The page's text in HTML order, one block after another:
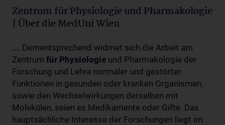
Zentrum für Physiologie und Pharmakologie
| Über die MedUni Wien
.... Dementsprechend widmet sich die Arbeit am
Zentrum für Physiologie und Pharmakologie der
Forschung und Lehre normaler und gestörter
Funktionen in gesunden oder kranken Organismen,
sowie den Wechselwirkungen derselben mit
Molekülen, seien es Medikamente oder Gifte. Das
hauptsächliche Interesse der Forschungen liegt im